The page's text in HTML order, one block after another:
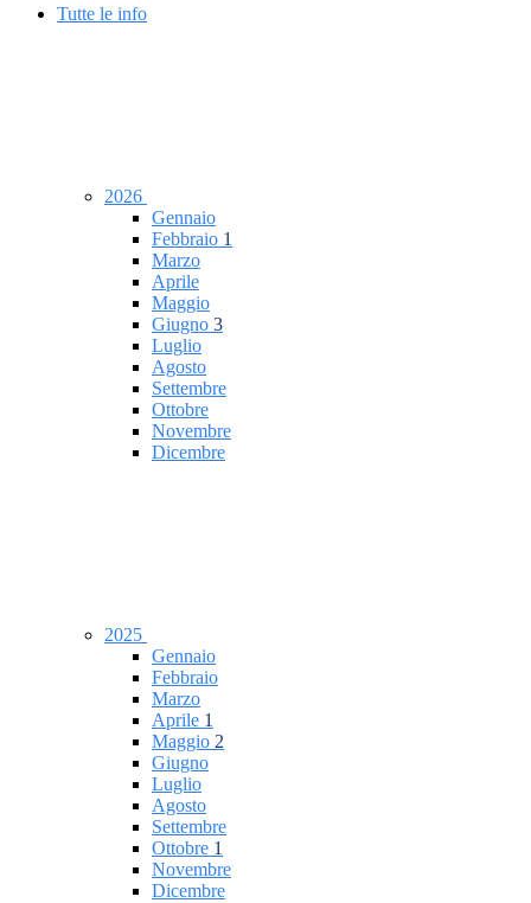
Tutte le info
2026
Gennaio
Febbraio 1
Marzo
Aprile
Maggio
Giugno 3
Luglio
Agosto
Settembre
Ottobre
Novembre
Dicembre
2025
Gennaio
Febbraio
Marzo
Aprile 1
Maggio 2
Giugno
Luglio
Agosto
Settembre
Ottobre 1
Novembre
Dicembre